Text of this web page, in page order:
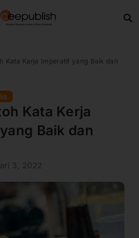
Kata Kerja Imperatif yang Baik dan
Kata Kerja
Baik dan
3, 2022